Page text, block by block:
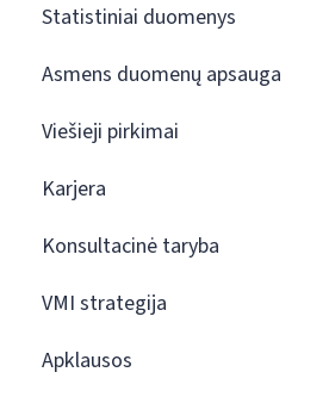
Statistiniai duomenys
Asmens duomenų apsauga
Viešieji pirkimai
Karjera
Konsultacinė taryba
VMI strategija
Apklausos